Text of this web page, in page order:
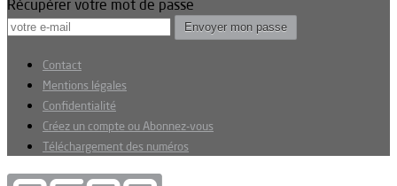
Récupérer votre mot de passe
Contact
Mentions légales
Confidentialité
Créez un compte ou Abonnez-vous
Téléchargement des numéros